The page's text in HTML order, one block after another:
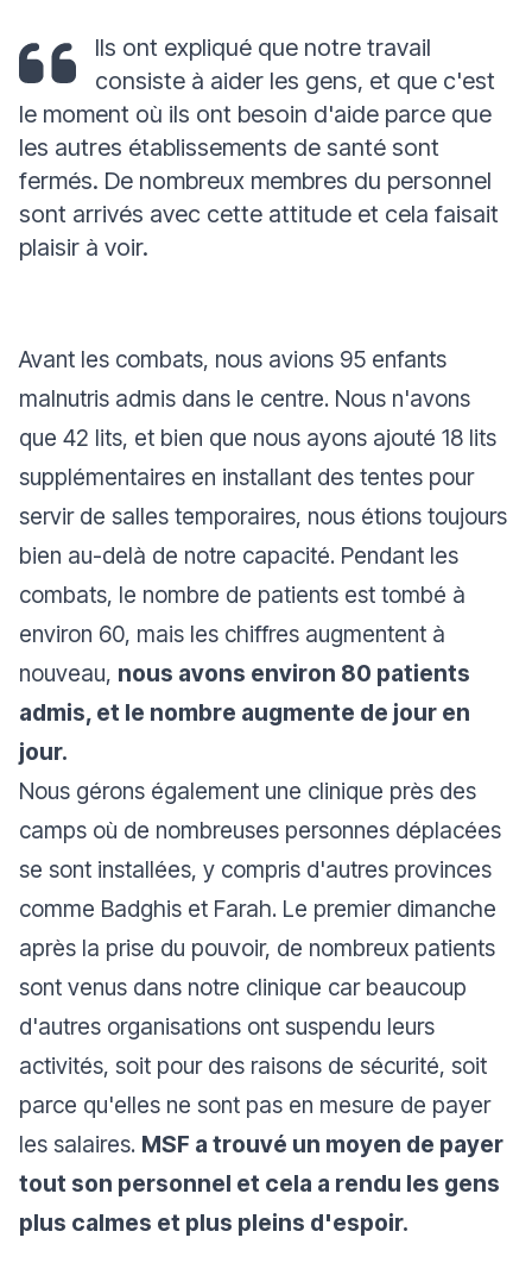
Ils ont expliqué que notre travail
consiste à aider les gens, et que c'est
le moment où ils ont besoin d'aide parce que
les autres établissements de santé sont
fermés. De nombreux membres du personnel
sont arrivés avec cette attitude et cela faisait
plaisir à voir.
Avant les combats, nous avions 95 enfants
malnutris admis dans le centre. Nous n'avons
que 42 lits, et bien que nous ayons ajouté 18 lits
supplémentaires en installant des tentes pour
servir de salles temporaires, nous étions toujours
bien au-delà de notre capacité. Pendant les
combats, le nombre de patients est tombé à
environ 60, mais les chiffres augmentent à
nouveau, nous avons environ 80 patients
admis, et le nombre augmente de jour en
jour.
Nous gérons également une clinique près des
camps où de nombreuses personnes déplacées
se sont installées, y compris d'autres provinces
comme Badghis et Farah. Le premier dimanche
après la prise du pouvoir, de nombreux patients
sont venus dans notre clinique car beaucoup
d'autres organisations ont suspendu leurs
activités, soit pour des raisons de sécurité, soit
parce qu'elles ne sont pas en mesure de payer
les salaires. MSF a trouvé un moyen de payer
tout son personnel et cela a rendu les gens
plus calmes et plus pleins d'espoir.